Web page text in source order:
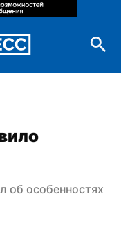
об особенностях